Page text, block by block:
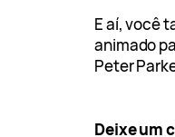
E aí, você
animado
Peter
Deixe um